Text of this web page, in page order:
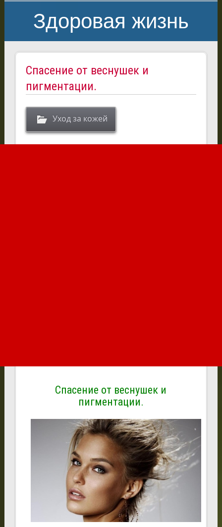
Здоровая жизнь
Спасение от веснушек и
пигментации.
Уход за кожей
Спасение от веснушек и
пигментации.